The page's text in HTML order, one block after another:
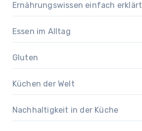
Ernährungswissen einfach erklärt
Essen im Alltag
Gluten
Küchen der Welt
Nachhaltigkeit in der Küche